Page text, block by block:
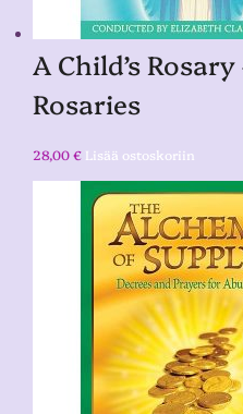
A Child’s Rosary
Rosaries
28,00€ Lisää ostoskoriin